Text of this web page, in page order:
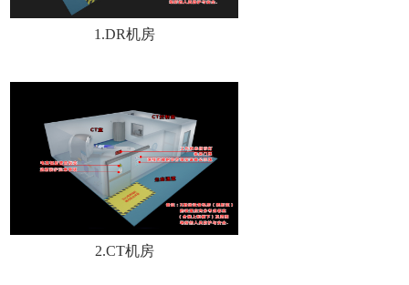
1.DR机房
2.CT机房